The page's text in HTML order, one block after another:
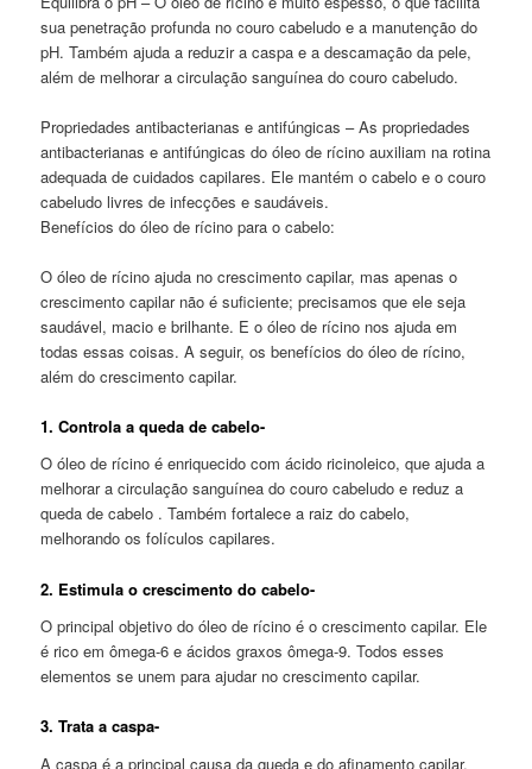
sua penetração profunda no couro cabeludo e a manutenção do
pH. Também ajuda a reduzir a caspa e a descamação da pele,
além de melhorar a circulação sanguínea do couro cabeludo.
Propriedades antibacterianas e antifúngicas – As propriedades
antibacterianas e antifúngicas do óleo de rícino auxiliam na rotina
adequada de cuidados capilares. Ele mantém o cabelo e o couro
cabeludo livres de infecções e saudáveis.
Benefícios do óleo de rícino para o cabelo:
O óleo de rícino ajuda no crescimento capilar, mas apenas o
crescimento capilar não é suficiente; precisamos que ele seja
saudável, macio e brilhante. E o óleo de rícino nos ajuda em
todas essas coisas. A seguir, os benefícios do óleo de rícino,
além do crescimento capilar.
1. Controla a queda de cabelo-
O óleo de rícino é enriquecido com ácido ricinoleico, que ajuda a
melhorar a circulação sanguínea do couro cabeludo e reduz a
queda de cabelo . Também fortalece a raiz do cabelo,
melhorando os folículos capilares.
2. Estimula o crescimento do cabelo-
O principal objetivo do óleo de rícino é o crescimento capilar. Ele
é rico em ômega-6 e ácidos graxos ômega-9. Todos esses
elementos se unem para ajudar no crescimento capilar.
3. Trata a caspa-
A caspa é a principal causa da queda e do afinamento capilar.